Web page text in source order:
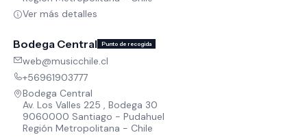
Ver más detalles
Bodega Central Punto de recogida
web@musicchile.cl
+56961903777
Bodega Central
Av. Los Valles 225 , Bodega 30
9060000 Santiago - Pudahuel
Región Metropolitana - Chile